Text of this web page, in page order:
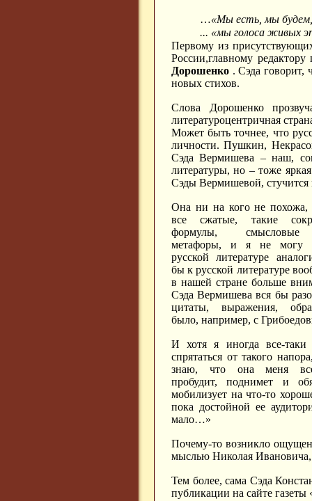
…«Мы есть, мы
... «мы голоса живых
Первому из
России,главному
Дорошенко . Сэда говорит,
новых стихов.
Слова Дорошенко
литературоцентричная
Может быть точнее, что
личности. Пушкин,
Сэда Вермишева – наш,
литературы, но – тоже
Сэды Вермишевой, стучится
Она ни на кого не похожа,
все сжатые, такие
формулы,
метафоры, и я не могу
русской литературе
бы к русской литературе
в нашей стране больше
Сэда Вермишева вся бы
цитаты, выражения,
было, например, с
И хотя я иногда все-таки
спрятаться от такого
знаю, что она меня
пробудит, поднимет и
мобилизует на что-то
пока достойной ее
мало…»
Почему-то возникло
мыслью Николая
Тем более, сама Сэда
публикации на сайте